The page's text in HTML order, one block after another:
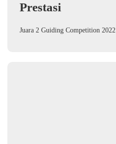
Prestasi
Juara 2 Guiding Competition 2022